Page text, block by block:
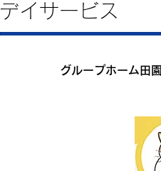
デイサービス
グループホーム田園